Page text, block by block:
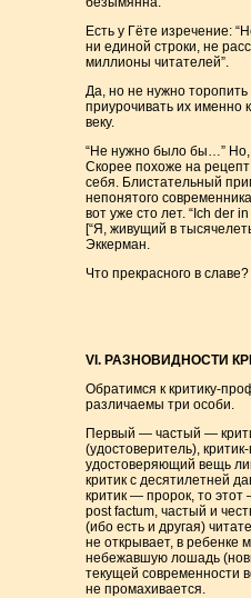
Есть у Гёте изречение:
ни единой строки, не
миллионы читателей”.
Да, но не нужно
приурочивать их именно
веку.
“Не нужно было бы…”
Скорее похоже на
себя. Блистательный
непонятого
вот уже сто лет. “Ich der
[“Я, живущий в
Эккерман.
Что прекрасного в
VI. РАЗНОВИДНОСТИ
Обратимся к критику-
различаемы три особи.
Первый — частый —
(удостоверитель),
удостоверяющий вещь
критик с десятилетней
критик — пророк, то
post factum, частый и
(ибо есть и другая)
не открывает, в ребенке
небежавшую лошадь
текущей современности
не промахивается.